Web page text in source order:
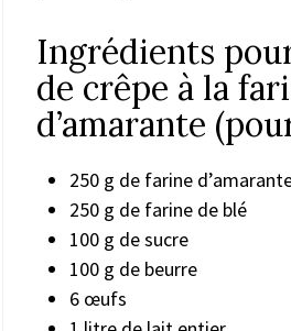
Ingrédients
de crêpe à la
d’amarante
250 g de farine
250 g de farine de blé
100 g de sucre
100 g de beurre
6 œufs